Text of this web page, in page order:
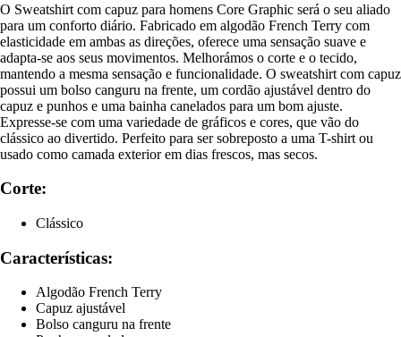
O Sweatshirt com capuz para homens Core Graphic será o seu aliado
para um conforto diário. Fabricado em algodão French Terry com
elasticidade em ambas as direções, oferece uma sensação suave e
adapta-se aos seus movimentos. Melhorámos o corte e o tecido,
mantendo a mesma sensação e funcionalidade. O sweatshirt com capuz
possui um bolso canguru na frente, um cordão ajustável dentro do
capuz e punhos e uma bainha canelados para um bom ajuste.
Expresse-se com uma variedade de gráficos e cores, que vão do
clássico ao divertido. Perfeito para ser sobreposto a uma T-shirt ou
usado como camada exterior em dias frescos, mas secos.
Corte:
Clássico
Características:
Algodão French Terry
Capuz ajustável
Bolso canguru na frente